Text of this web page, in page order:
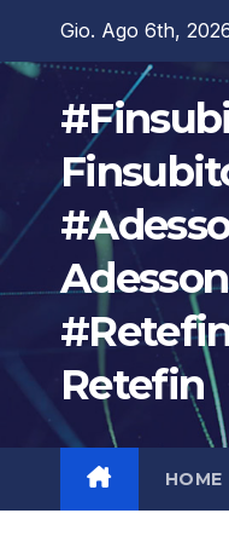
Gio. Ago 6th,
Retefin
HOME